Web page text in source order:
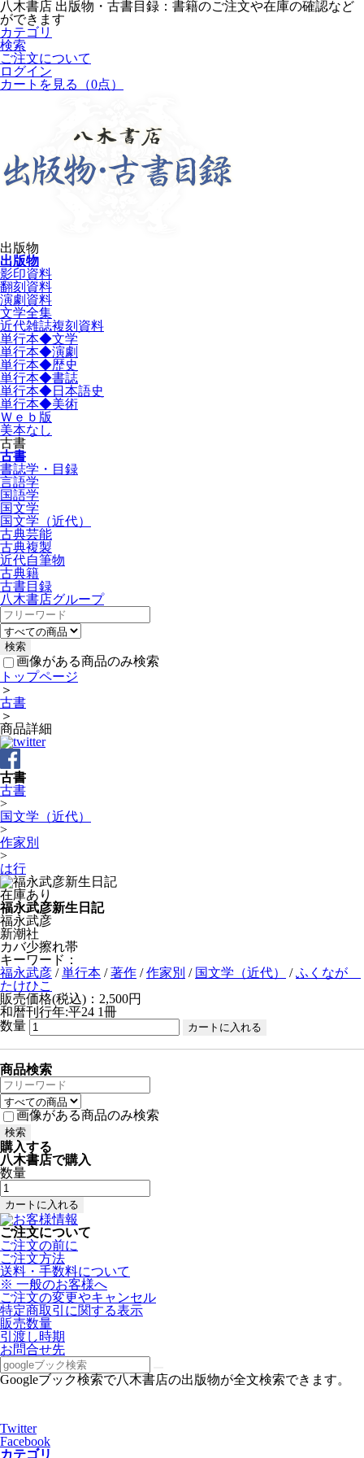
八木書店 出版物・古書目録：書籍のご注文や在庫の確認など
ができます
カテゴリ
検索
ご注文について
ログイン
カートを見る
（0点）
出版物
出版物
影印資料
翻刻資料
演劇資料
文学全集
近代雑誌複刻資料
単行本◆文学
単行本◆演劇
単行本◆歴史
単行本◆書誌
単行本◆日本語史
単行本◆美術
Ｗｅｂ版
美本なし
古書
古書
書誌学・目録
言語学
国語学
国文学
国文学（近代）
古典芸能
古典複製
近代自筆物
古典籍
古書目録
八木書店グループ
画像がある商品のみ検索
トップページ
＞
古書
＞
商品詳細
古書
古書
>
国文学（近代）
>
作家別
>
は行
在庫あり
福永武彦新生日記
福永武彦
新潮社
カバ少擦れ帯
キーワード：
福永武彦 /単行本 /著作 /作家別 / 国文学（近代） /ふくなが
たけひこ
販売価格(税込)：2,500円
和暦刊行年:平24 1冊
数量
商品検索
画像がある商品のみ検索
購入する
八木書店で購入
数量
ご注文について
ご注文の前に
ご注文方法
送料・手数料について
※ 一般のお客様へ
ご注文の変更やキャンセル
特定商取引に関する表示
販売数量
引渡し時期
お問合せ先
Googleブック検索で八木書店の出版物が全文検索できます。
Twitter
Facebook
カテゴリ